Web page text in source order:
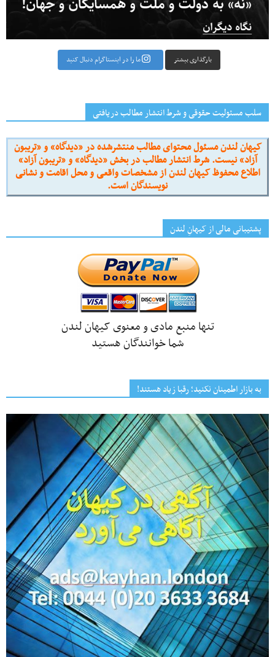
بارگذاری بیشتر ما را در اینستاگرام دنبال کنید
سلب مسئولیت حقوقی و شرط انتشار مطالب دریافتی
کیهان لندن مسئول محتوای مطالب منتشرشده در «دیدگاه» و «تریبون
آزاد» نیست. شرط انتشار مطالب در بخش «دیدگاه» و «تریبون آزاد»
اطلاع محفوظ کیهان لندن از مشخصات واقعی و محل اقامت و نشانی
نویسندگان است.
پشتیبانی مالی از کیهانِ لندن
تنها منبع مادی و معنوی کیهان لندن
شما خوانندگان هستید
به بازار اطمینان نکنید؛ رقبا زیاد هستند!